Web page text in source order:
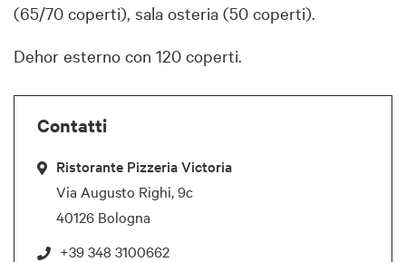
(65/70 coperti), sala osteria (50 coperti).
Dehor esterno con 120 coperti.
Contatti
Ristorante Pizzeria Victoria
Via Augusto Righi, 9c
40126 Bologna
+39 348 3100662